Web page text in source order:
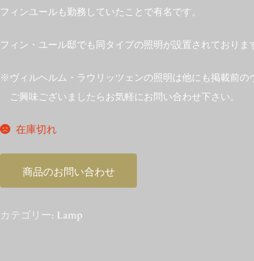
フィンユールも勤務していたことで有名です。
フィン・ユール邸でも同タイプの照明が設置されておりま
※ヴィルヘルム・ラウリッツェンの照明は他にも掲載前の
ご興味ございましたらお気軽にお問い合わせ下さい。
在庫切れ
商品のお問い合わせ
カテゴリー: Lamp